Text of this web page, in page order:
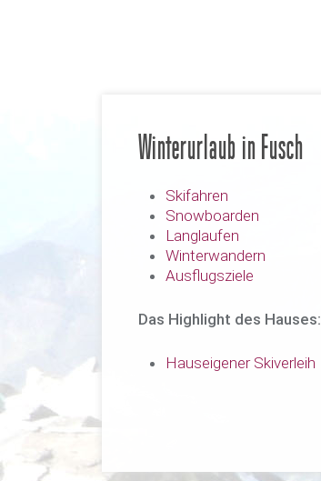
Winterurlaub in Fusch
Skifahren
Snowboarden
Langlaufen
Winterwandern
Ausflugsziele
Das Highlight des Hauses:
Hauseigener Skiverleih